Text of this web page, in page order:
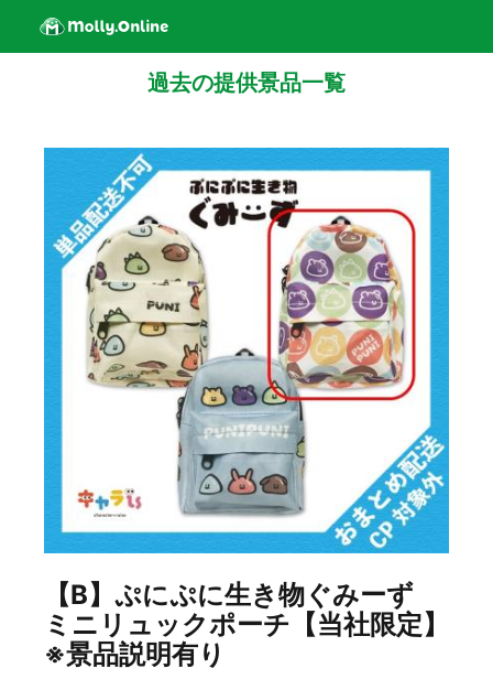
過去の提供景品一覧
【B】ぷにぷに生き物ぐみーず
ミニリュックポーチ【当社限定】
※景品説明有り